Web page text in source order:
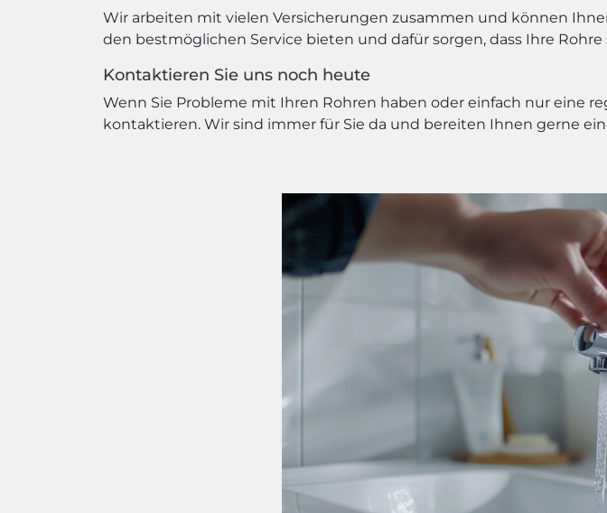
Wir arbeiten mit vielen Versicherungen zusammen und können
den bestmöglichen Service bieten und dafür sorgen, dass Ihre
Kontaktieren Sie uns noch heute
Wenn Sie Probleme mit Ihren Rohren haben oder einfach nur eine
kontaktieren. Wir sind immer für Sie da und bereiten Ihnen gerne